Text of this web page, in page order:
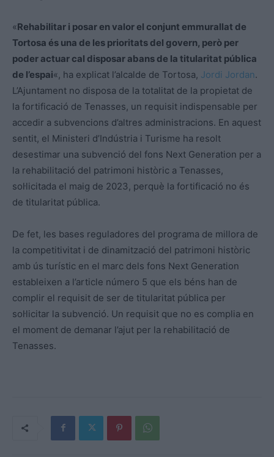
«Rehabilitar i posar en valor el conjunt emmurallat de
Tortosa és una de les prioritats del govern, però per
poder actuar cal disposar abans de la titularitat pública
de l’espai«, ha explicat l’alcalde de Tortosa, Jordi Jordan.
L’Ajuntament no disposa de la totalitat de la propietat de
la fortificació de Tenasses, un requisit indispensable per
accedir a subvencions d’altres administracions. En aquest
sentit, el Ministeri d’Indústria i Turisme ha resolt
desestimar una subvenció del fons Next Generation per a
la rehabilitació del patrimoni històric a Tenasses,
sol·licitada el maig de 2023, perquè la fortificació no és
de titularitat pública.
De fet, les bases reguladores del programa de millora de
la competitivitat i de dinamització del patrimoni històric
amb ús turístic en el marc dels fons Next Generation
estableixen a l’article número 5 que els béns han de
complir el requisit de ser de titularitat pública per
sol·licitar la subvenció. Un requisit que no es complia en
el moment de demanar l’ajut per la rehabilitació de
Tenasses.